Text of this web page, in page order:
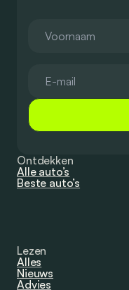
Ontdekken
Alle auto’s
Beste auto’s
Lezen
Alles
Nieuws
Advies